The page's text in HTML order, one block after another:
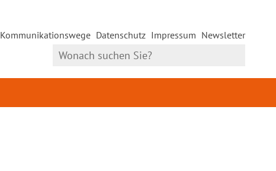
Kommunikationswege Datenschutz Impressum Newsletter